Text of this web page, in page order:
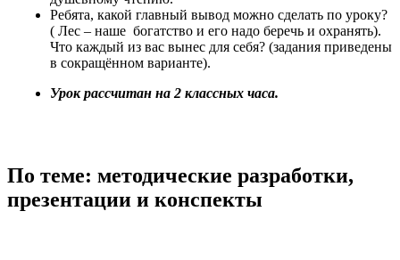
Ребята, какой главный вывод можно сделать по уроку?
( Лес – наше богатство и его надо беречь и охранять).
Что каждый из вас вынес для себя? (задания приведены
в сокращённом варианте).
Урок рассчитан на 2 классных часа.
По теме: методические разработки,
презентации и конспекты